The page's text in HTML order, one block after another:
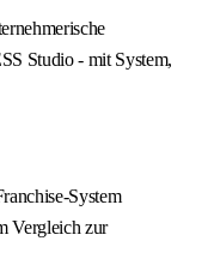
Studio - mit System,
System
Vergleich zur